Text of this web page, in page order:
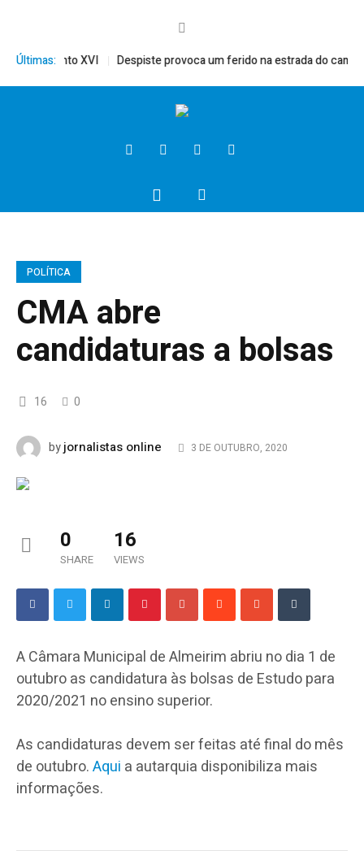
Últimas:
Bento XVI Despiste provoca um ferido na estrada do campo
POLÍTICA
CMA abre
candidaturas a bolsas
16 0
byjornalistas online 3 DE OUTUBRO, 2020
0
SHARE
16
VIEWS
A Câmara Municipal de Almeirim abriu no dia 1 de
outubro as candidatura às bolsas de Estudo para
2020/2021 no ensino superior.
As candidaturas devem ser feitas até final do mês
de outubro.Aqui a autarquia disponibiliza mais
informações.